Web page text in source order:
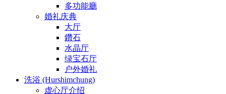
多功能廳
婚礼庆典
大厅
鑽石
水晶厅
绿宝石厅
户外婚礼
洗浴 (Hurshimchung)
虚心厅介绍